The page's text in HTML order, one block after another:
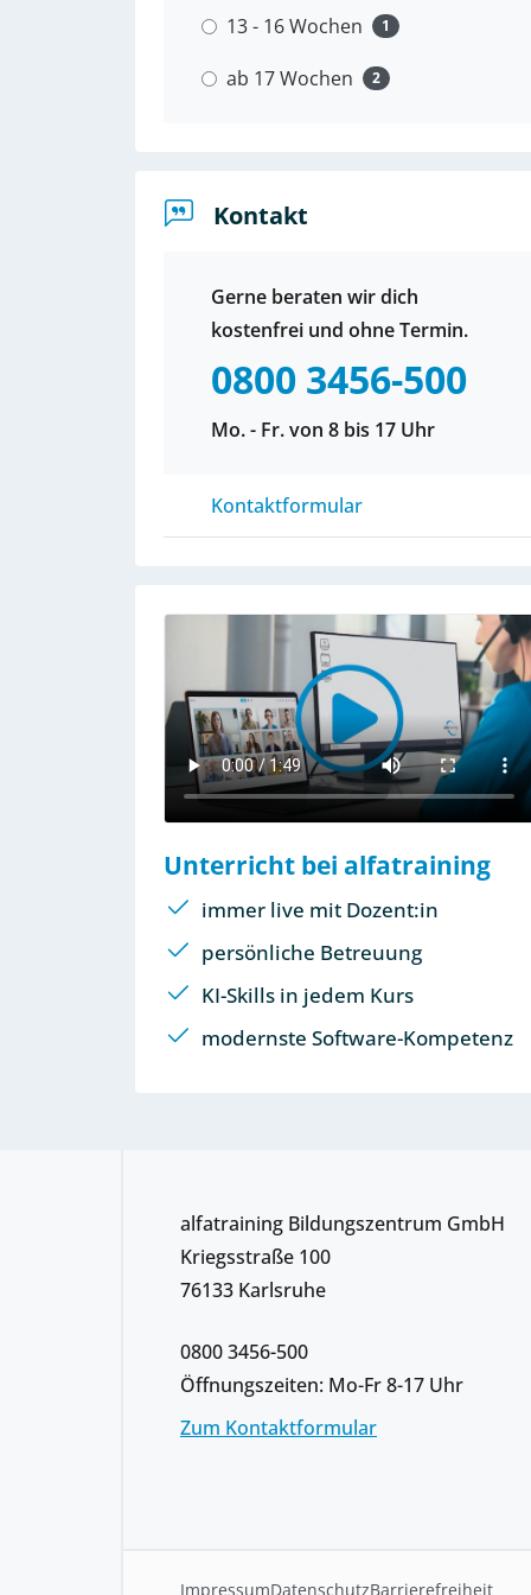
1
13 - 16 Wochen
2
ab 17 Wochen
Kontakt
Gerne beraten wir dich
kostenfrei und ohne Termin.
0800 3456-500
Mo. - Fr. von 8 bis 17 Uhr
Kontaktformular
Unterricht bei alfatraining
immer live mit Dozent:in
persönliche Betreuung
KI-Skills in jedem Kurs
modernste Software-Kompetenz
alfatraining Bildungszentrum GmbH
Kriegsstraße 100
76133 Karlsruhe
0800 3456-500
Öffnungszeiten: Mo-Fr 8-17 Uhr
Zum Kontaktformular
ImpressumDatenschutzBarrierefreiheit